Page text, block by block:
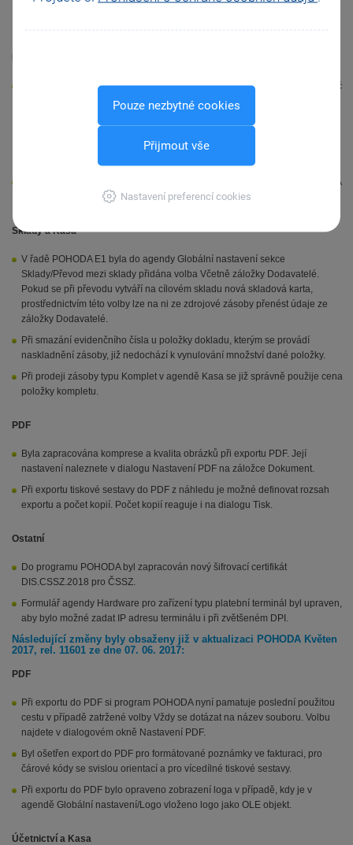
Pouze nezbytné cookies
Přijmout vše
Nastavení preferencí cookies
V agendě Elektronická evidence tržeb byl přejmenován sloupec Kč 0 na Kč
osvob. V tomto sloupci se nyní vykazují pouze osvobozená plnění, tedy
k DPH. Částky do tohoto sloupce vstoupí na základě použitého typu
členění DPH uvedeného ve formuláři anebo na položkách dokladu
vstupujícího do EET.
Likvidací faktury pokladním dokladem importovaným z aplikace mPOHODA
se již nastavuje správný stav EET.
Sklady a Kasa
V řadě POHODA E1 byla do agendy Globální nastavení sekce
Sklady/Převod mezi sklady přidána volba Včetně záložky Dodavatelé.
Pokud se při převodu vytváří na cílovém skladu nová skladová karta,
prostřednictvím této volby lze na ni ze zdrojové zásoby přenést údaje ze
záložky Dodavatelé.
Při smazání evidenčního čísla u položky dokladu, kterým se provádí
naskladnění zásoby, již nedochází k vynulování množství dané položky.
Při prodeji zásoby typu Komplet v agendě Kasa se již správně použije cena
položky kompletu.
PDF
Byla zapracována komprese a kvalita obrázků při exportu PDF. Její
nastavení naleznete v dialogu Nastavení PDF na záložce Dokument.
Při exportu tiskové sestavy do PDF z náhledu je možné definovat rozsah
exportu a počet kopií. Počet kopií reaguje i na dialogu Tisk.
Ostatní
Do programu POHODA byl zapracován nový šifrovací certifikát
DIS.CSSZ.2018 pro ČSSZ.
Formulář agendy Hardware pro zařízení typu platební terminál byl upraven,
aby bylo možné zadat IP adresu terminálu i při zvětšeném DPI.
Následující změny byly obsaženy již v aktualizaci POHODA Květen
2017, rel. 11601 ze dne 07. 06. 2017:
PDF
Při exportu do PDF si program POHODA nyní pamatuje poslední použitou
cestu v případě zatržené volby Vždy se dotázat na název souboru. Volbu
najdete v dialogovém okně Nastavení PDF.
Byl ošetřen export do PDF pro formátované poznámky ve fakturaci, pro
čárové kódy se svislou orientací a pro vícedílné tiskové sestavy.
Při exportu do PDF bylo opraveno zobrazení loga v případě, kdy je v
agendě Globální nastavení/Logo vloženo logo jako OLE objekt.
Účetnictví a Kasa